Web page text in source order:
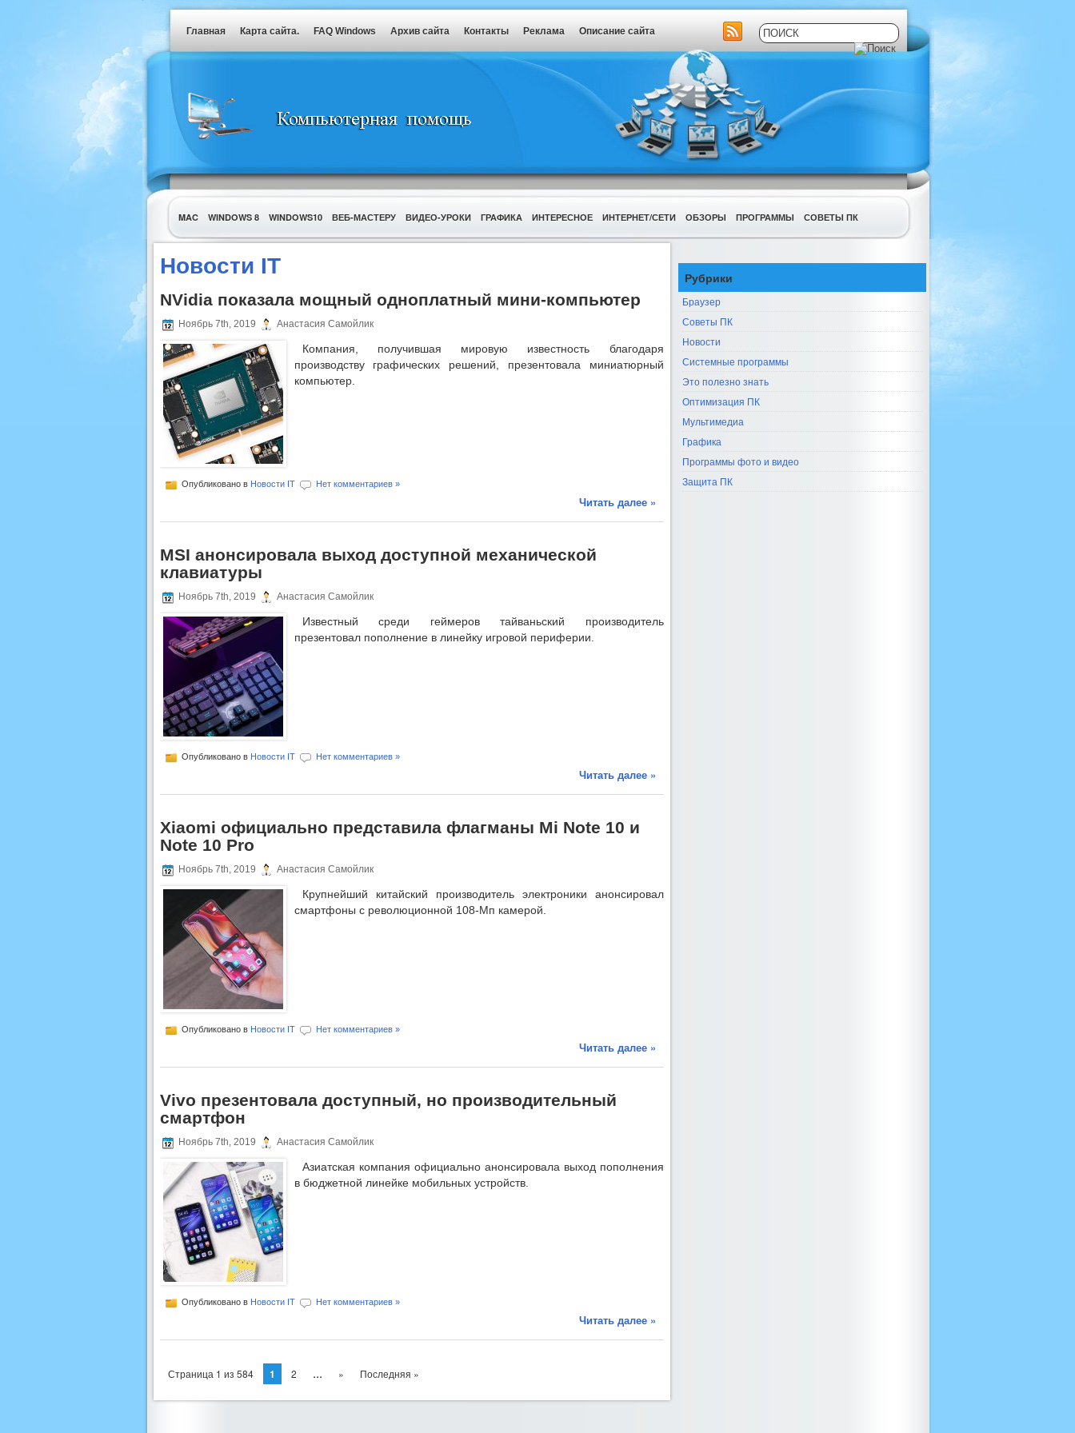
Главная Карта сайта. FAQ Windows Архив сайта Контакты Реклама Описание сайта
MAC WINDOWS 8 WINDOWS10 ВЕБ-МАСТЕРУ ВИДЕО-УРОКИ ГРАФИКА ИНТЕРЕСНОЕ ИНТЕРНЕТ/СЕТИ ОБЗОРЫ ПРОГРАММЫ СОВЕТЫ ПК
УТИЛИТЫ
Новости IT
NVidia показала мощный одноплатный мини-компьютер
Ноябрь 7th, 2019 Анастасия Самойлик
Компания, получившая мировую известность благодаря
производству графических решений, презентовала миниатюрный
компьютер.
Опубликовано в Новости IT Нет комментариев »
Читать далее »
MSI анонсировала выход доступной механической
клавиатуры
Ноябрь 7th, 2019 Анастасия Самойлик
Известный среди геймеров тайваньский производитель
презентовал пополнение в линейку игровой периферии.
Опубликовано в Новости IT Нет комментариев »
Читать далее »
Xiaomi официально представила флагманы Mi Note 10 и
Note 10 Pro
Ноябрь 7th, 2019 Анастасия Самойлик
Крупнейший китайский производитель электроники анонсировал
смартфоны с революционной 108-Мп камерой.
Опубликовано в Новости IT Нет комментариев »
Читать далее »
Vivo презентовала доступный, но производительный
смартфон
Ноябрь 7th, 2019 Анастасия Самойлик
Азиатская компания официально анонсировала выход пополнения
в бюджетной линейке мобильных устройств.
Опубликовано в Новости IT Нет комментариев »
Читать далее »
Страница 1 из 584 1 2 ... » Последняя »
Рубрики
Браузер
Советы ПК
Новости
Системные программы
Это полезно знать
Оптимизация ПК
Мультимедиа
Графика
Программы фото и видео
Защита ПК